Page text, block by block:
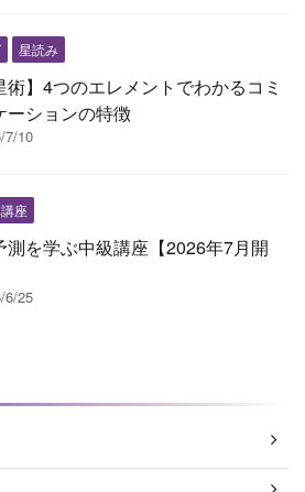
星読み
術】4つのエレメントでわかるコミ
ーションの特徴
7/10
座
測を学ぶ中級講座【2026年7月開
6/25